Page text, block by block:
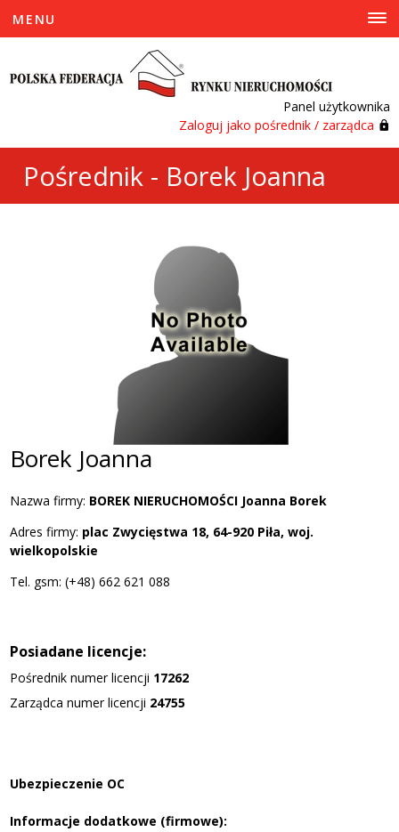
Panel użytkownika
Zaloguj jako pośrednik / zarządca
MENU
Pośrednik - Borek Joanna
Borek Joanna
Nazwa firmy: BOREK NIERUCHOMOŚCI Joanna Borek
Adres firmy: plac Zwycięstwa 18, 64-920 Piła, woj.
wielkopolskie
Tel. gsm: (+48) 662 621 088
Posiadane licencje:
Pośrednik numer licencji 17262
Zarządca numer licencji 24755
Ubezpieczenie OC
Informacje dodatkowe (firmowe):